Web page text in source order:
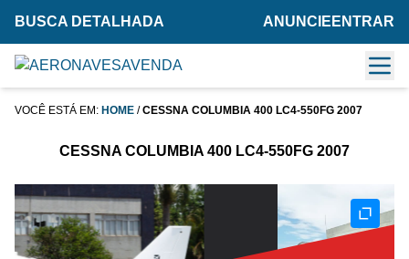
BUSCA DETALHADA ANUNCIE ENTRAR
VOCÊ ESTÁ EM: HOME /CESSNA COLUMBIA 400 LC4-550FG 2007
CESSNA COLUMBIA 400 LC4-550FG 2007